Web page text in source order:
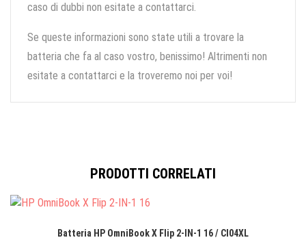
caso di dubbi non esitate a contattarci.
Se queste informazioni sono state utili a trovare la
batteria che fa al caso vostro, benissimo! Altrimenti non
esitate a contattarci e la troveremo noi per voi!
PRODOTTI CORRELATI
Batteria HP OmniBook X Flip 2-IN-1 16 / CI04XL